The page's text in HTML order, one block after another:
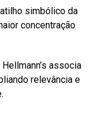
simbólico da
concentração
associa
relevância e